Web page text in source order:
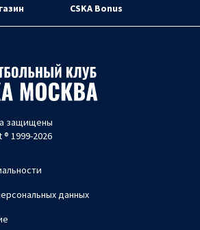
CSKA Bonus
защищены
1999-2026
данных